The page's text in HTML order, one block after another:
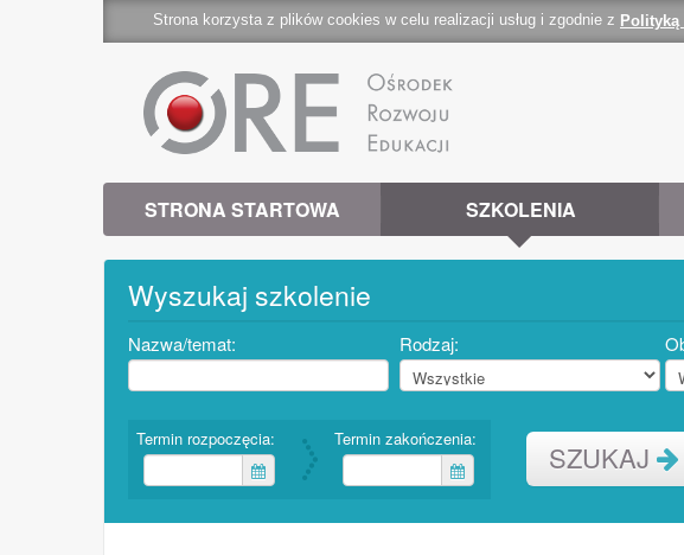
Strona korzysta z plików cookies w celu realizacji usług i zgodnie z Polityką
STRONA STARTOWA SZKOLENIA
Wyszukaj szkolenie
Nazwa/temat: Rodzaj:
Termin rozpoczęcia: Termin zakończenia:
SZUKAJ